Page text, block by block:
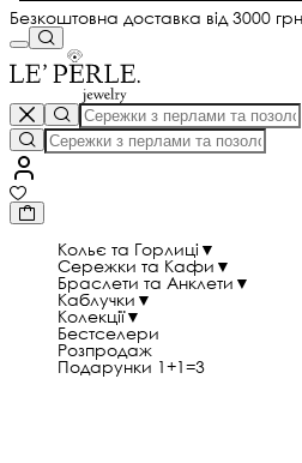
Безкоштовна доставка від 3000 грн
Кольє та Горлиці ▼
Сережки та Кафи ▼
Браслети та Анклети ▼
Каблучки ▼
Колекції▼
Бестселери
Розпродаж
Подарунки 1+1=3